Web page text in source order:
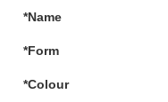
*Name
*Form
*Colour